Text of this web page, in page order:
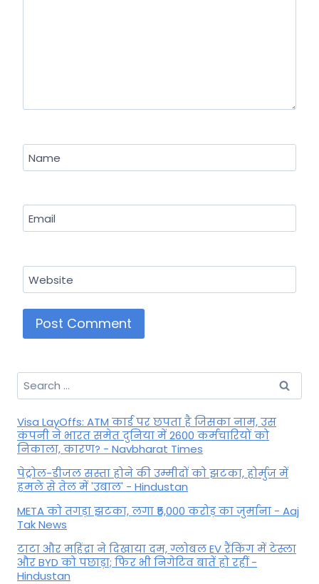
Name
Email
Website
Search
for:
Visa LayOffs: ATM कार्ड पर छपता है जिसका नाम, उस
कंपनी ने भारत समेत दुनिया में 2600 कर्मचारियों को
निकाला, कारण? - Navbharat Times
पेट्रोल-डीजल सस्ता होने की उम्मीदों को झटका, होर्मुज में
हमले से तेल में 'उबाल' - Hindustan
META को तगड़ा झटका, लगा ₹5,000 करोड़ का जुर्माना - Aaj
Tak News
टाटा और महिंद्रा ने दिखाया दम, ग्लोबल EV रैंकिंग में टेस्ला
और BYD को पछाड़ा; फिर भी निगेटिव बातें हो रहीं -
Hindustan